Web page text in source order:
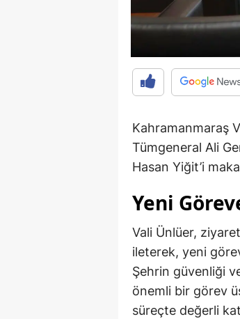
Kahramanmaraş
Tümgeneral Ali
Hasan Yiğit’i
Yeni
Vali Ünlüer,
ileterek, yeni
Şehrin güvenliği
önemli bir görev
süreçte değerli